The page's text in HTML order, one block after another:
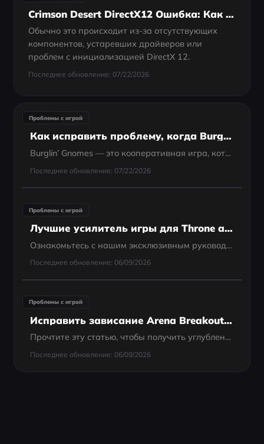
Crimson Desert DirectX12 Ошибка: Как Исправить Проблемы С Запуском И Загрузкой
Обычно это происходит из-за отсутствующих
компонентов, устаревших драйверов или
проблем с инициализацией DirectX 12.
Последнее обновление: 07/22/2026
Проблемы с игрой
Как исправить проблему, когда Burglin’ Gnomes не входит в игру или выкидывает вас из лобби?
Burglin’ Gnomes — это кооперативная игра, которая работает как надо только тогда, когда все игроки действительно могут оставаться в одном лобби. Вы зовёте друзей, готовитесь к ограблению дома, начинаете планировать свой гномий хаос — и тут кто-то не...
Последнее обновление: 07/22/2026
Проблемы с игрой
Лучшие усилитель игры для Throne and Liberty
Ознакомьтесь с нашим эксклюзивным руководством «5 лучших усилитель игры для Throne and Liberty», которое поможет оптимизировать ваше соединение, преодолеть региональные ограничения и поднять игровой процесс на совершенно новый уровень!
Последнее обновление: 06/09/2026
Проблемы с игрой
Исправить зависание Arena Breakout: Infinite на экране загрузки
Прочтите эту статью, чтобы получить углубленный анализ причин и способов устранения зависания Arena Breakout: Infinite на экране загрузки.
Последнее обновление: 06/09/2026